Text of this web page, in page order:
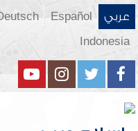
عربي Español
Indonesia